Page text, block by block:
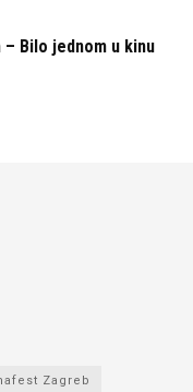
Bilo jednom u kinu
Zagreb